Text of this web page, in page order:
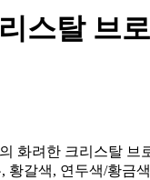
스탈 브
화려한 크리스탈 브
황갈색, 연두색/황금